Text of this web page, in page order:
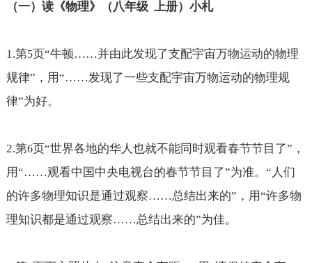
（一）读《物理》（八年级 上册）小札
1.第5页“牛顿……并由此发现了支配宇宙万物运动的物理
规律”，用“……发现了一些支配宇宙万物运动的物理规
律”为好。
2.第6页“世界各地的华人也就不能同时观看春节节目了”，
用“……观看中国中央电视台的春节节目了”为准。“人们
的许多物理知识是通过观察……总结出来的”，用“许多物
理知识都是通过观察……总结出来的”为佳。